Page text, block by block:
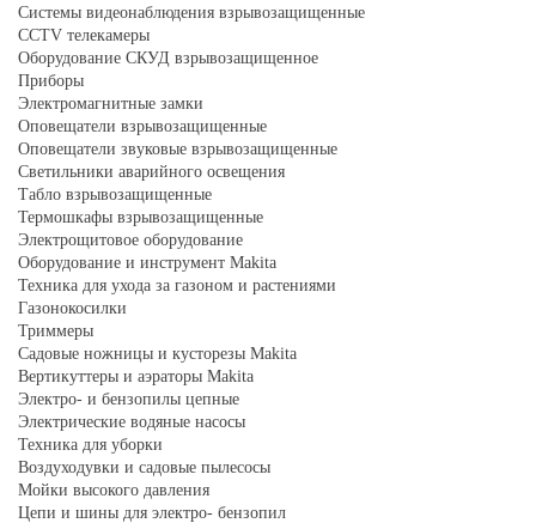
Системы видеонаблюдения взрывозащищенные
CCTV телекамеры
Оборудование СКУД взрывозащищенное
Приборы
Электромагнитные замки
Оповещатели взрывозащищенные
Оповещатели звуковые взрывозащищенные
Светильники аварийного освещения
Табло взрывозащищенные
Термошкафы взрывозащищенные
Электрощитовое оборудование
Оборудование и инструмент Makita
Техника для ухода за газоном и растениями
Газонокосилки
Триммеры
Садовые ножницы и кусторезы Makita
Вертикуттеры и аэраторы Makita
Электро- и бензопилы цепные
Электрические водяные насосы
Техника для уборки
Воздуходувки и садовые пылесосы
Мойки высокого давления
Цепи и шины для электро- бензопил